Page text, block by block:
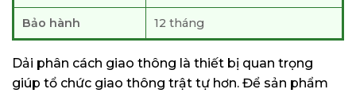
Bảo hành 12 tháng
Dải phân cách giao thông là thiết bị quan trọng
giúp tổ chức giao thông trật tự hơn. Để sản phẩm